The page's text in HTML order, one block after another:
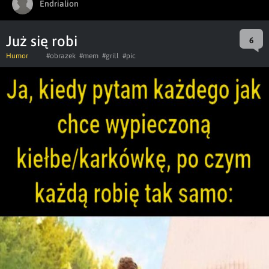
Endrialion
Już się robi 6
Humor #obrazek #mem #grill #pic